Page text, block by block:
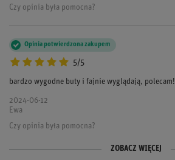
Czy opinia była pomocna?
5/5
Opinia potwierdzona zakupem
bardzo wygodne buty i fajnie wyglądają, polecam!
2024-06-12
Ewa
Czy opinia była pomocna?
Opinia potwierdzona zakupem
Opinia potwierdzona zakupem ZOBACZ WIĘCEJ